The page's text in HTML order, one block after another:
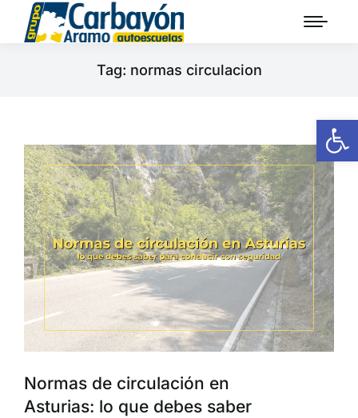
Tag: normas circulacion
Normas de circulación en
Asturias: lo que debes saber